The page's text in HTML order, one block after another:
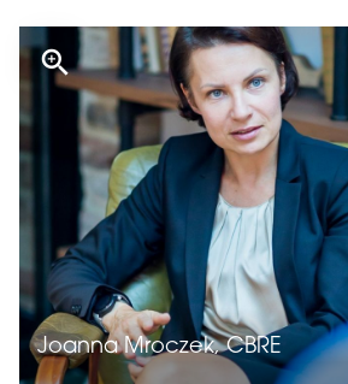
Joanna Mroczek, CBRE